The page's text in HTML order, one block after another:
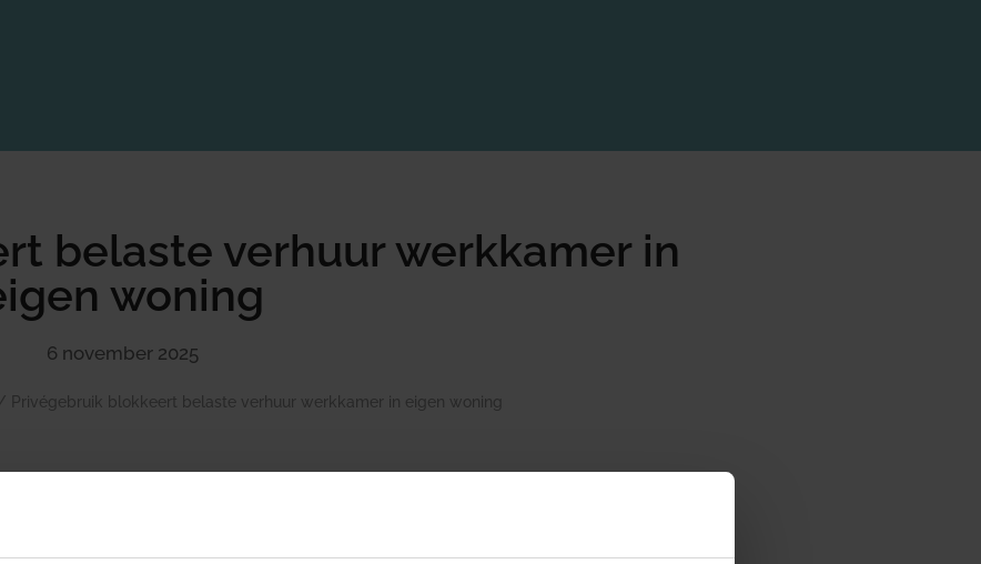
belaste verhuur werkkamer in
woning
6 november 2025
/ Privégebruik blokkeert belaste verhuur werkkamer in eigen woning